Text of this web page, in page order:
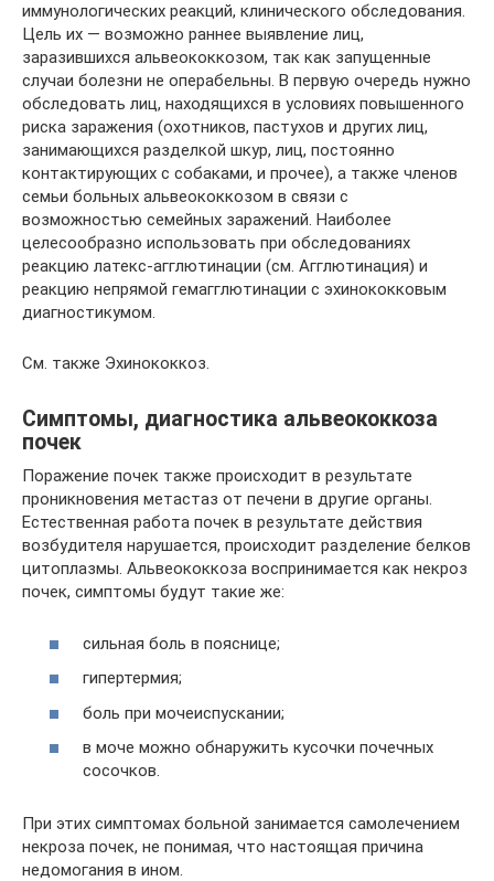
иммунологических реакций, клинического обследования.
Цель их — возможно раннее выявление лиц,
заразившихся альвеококкозом, так как запущенные
случаи болезни не операбельны. В первую очередь нужно
обследовать лиц, находящихся в условиях повышенного
риска заражения (охотников, пастухов и других лиц,
занимающихся разделкой шкур, лиц, постоянно
контактирующих с собаками, и прочее), а также членов
семьи больных альвеококкозом в связи с
возможностью семейных заражений. Наиболее
целесообразно использовать при обследованиях
реакцию латекс-агглютинации (см. Агглютинация) и
реакцию непрямой гемагглютинации с эхинококковым
диагностикумом.
См. также Эхинококкоз.
Симптомы, диагностика альвеококкоза
почек
Поражение почек также происходит в результате
проникновения метастаз от печени в другие органы.
Естественная работа почек в результате действия
возбудителя нарушается, происходит разделение белков
цитоплазмы. Альвеококкоза воспринимается как некроз
почек, симптомы будут такие же:
сильная боль в пояснице;
гипертермия;
боль при мочеиспускании;
в моче можно обнаружить кусочки почечных
сосочков.
При этих симптомах больной занимается самолечением
некроза почек, не понимая, что настоящая причина
недомогания в ином.